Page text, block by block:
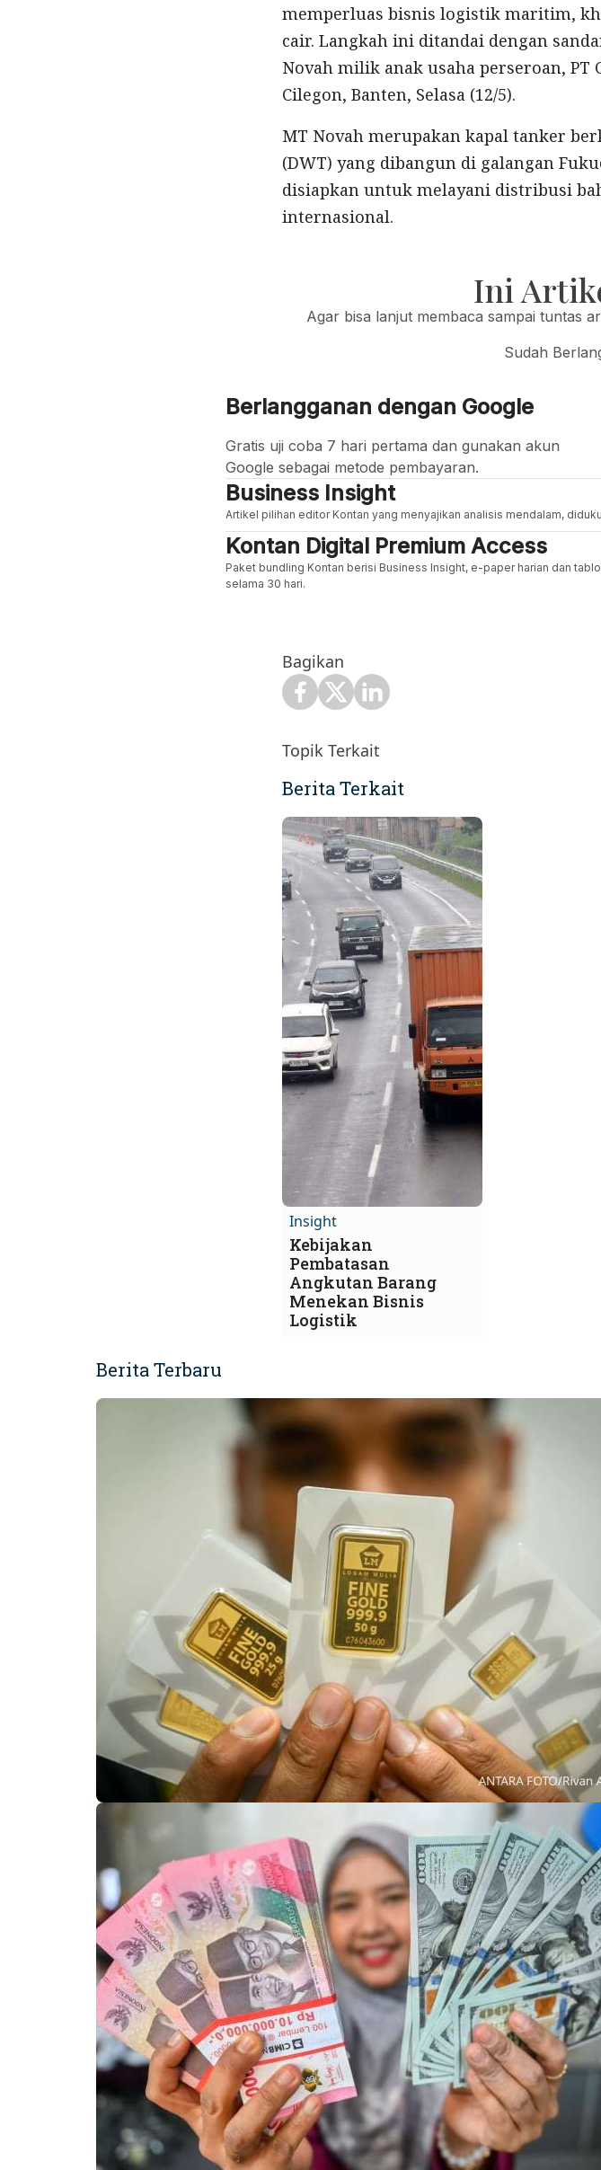
memperluas bisnis logistik maritim,
cair. Langkah ini ditandai dengan
Novah milik anak usaha perseroan,
Cilegon, Banten, Selasa (12/5).
MT Novah merupakan kapal tanker
(DWT) yang dibangun di galangan
disiapkan untuk melayani distribusi
internasional.
Ini
Agar bisa lanjut membaca sampai tuntas
Sudah
Berlangganan dengan Google
Gratis uji coba 7 hari pertama dan gunakan akun
Google sebagai metode pembayaran.
Business Insight
Artikel pilihan editor Kontan yang menyajikan analisis mendalam,
Kontan Digital Premium Access
Paket bundling Kontan berisi Business Insight, e-paper harian dan
selama 30 hari.
Bagikan
Topik Terkait
Berita Terkait
Insight
Kebijakan
Pembatasan
Angkutan Barang
Menekan Bisnis
Logistik
Berita Terbaru